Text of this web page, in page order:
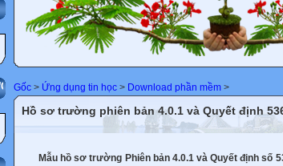
Gốc > Ứng dụng tin học > Download phần mềm >
Hồ sơ trường phiên bản 4.0.1 và Quyết định
Mẫu hồ sơ trường Phiên bản 4.0.1 và Quyết định số